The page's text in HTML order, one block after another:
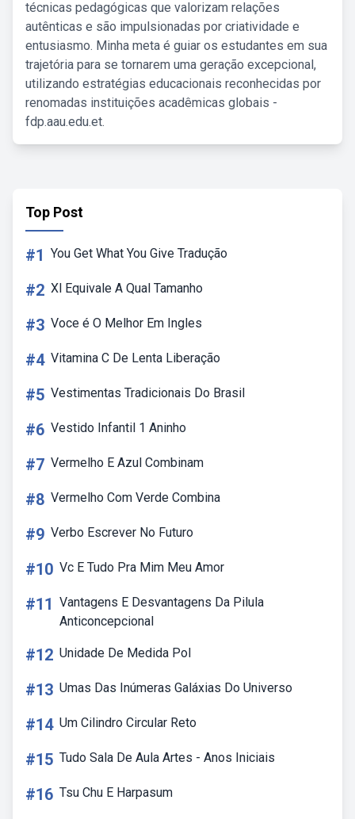
técnicas pedagógicas que valorizam relações
autênticas e são impulsionadas por criatividade e
entusiasmo. Minha meta é guiar os estudantes em sua
trajetória para se tornarem uma geração excepcional,
utilizando estratégias educacionais reconhecidas por
renomadas instituições acadêmicas globais -
fdp.aau.edu.et.
Top Post
#1 You Get What You Give Tradução
#2 Xl Equivale A Qual Tamanho
#3 Voce é O Melhor Em Ingles
#4 Vitamina C De Lenta Liberação
#5 Vestimentas Tradicionais Do Brasil
#6 Vestido Infantil 1 Aninho
#7 Vermelho E Azul Combinam
#8 Vermelho Com Verde Combina
#9 Verbo Escrever No Futuro
#10 Vc E Tudo Pra Mim Meu Amor
#11 Vantagens E Desvantagens Da Pilula
Anticoncepcional
#12 Unidade De Medida Pol
#13 Umas Das Inúmeras Galáxias Do Universo
#14 Um Cilindro Circular Reto
#15 Tudo Sala De Aula Artes - Anos Iniciais
#16 Tsu Chu E Harpasum